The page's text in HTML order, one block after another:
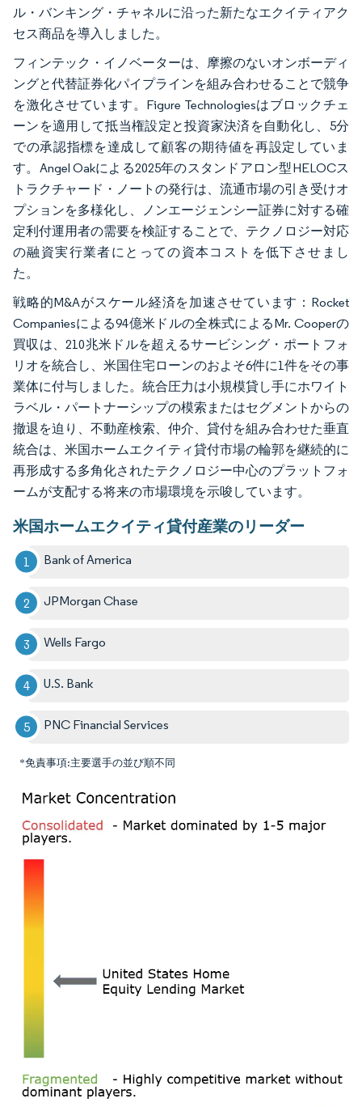
ル・バンキング・チャネルに沿った新たなエクイティアク
セス商品を導入しました。
フィンテック・イノベーターは、摩擦のないオンボーディ
ングと代替証券化パイプラインを組み合わせることで競争
を激化させています。Figure Technologiesはブロックチェ
ーンを適用して抵当権設定と投資家決済を自動化し、5分
での承認指標を達成して顧客の期待値を再設定していま
す。Angel Oakによる2025年のスタンドアロン型HELOCス
トラクチャード・ノートの発行は、流通市場の引き受けオ
プションを多様化し、ノンエージェンシー証券に対する確
定利付運用者の需要を検証することで、テクノロジー対応
の融資実行業者にとっての資本コストを低下させまし
た。
戦略的M&Aがスケール経済を加速させています：Rocket
Companiesによる94億米ドルの全株式によるMr. Cooperの
買収は、210兆米ドルを超えるサービシング・ポートフォ
リオを統合し、米国住宅ローンのおよそ6件に1件をその事
業体に付与しました。統合圧力は小規模貸し手にホワイト
ラベル・パートナーシップの模索またはセグメントからの
撤退を迫り、不動産検索、仲介、貸付を組み合わせた垂直
統合は、米国ホームエクイティ貸付市場の輪郭を継続的に
再形成する多角化されたテクノロジー中心のプラットフォ
ームが支配する将来の市場環境を示唆しています。
米国ホームエクイティ貸付産業のリーダー
Bank of America
JPMorgan Chase
Wells Fargo
U.S. Bank
PNC Financial Services
*免責事項:主要選手の並び順不同